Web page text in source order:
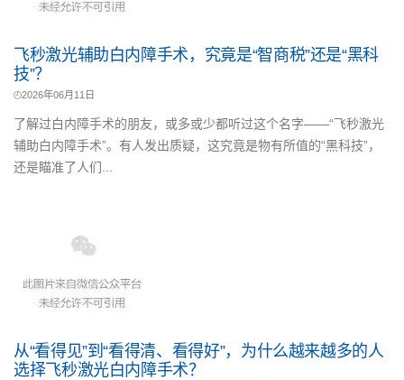
飞秒激光辅助白内障手术，究竟是“智商税”还是“黑科
技”？
2026年06月11日
了解过白内障手术的朋友，或多或少都听过这个名字——“飞秒激光
辅助白内障手术”。有人发出质疑，这究竟是物有所值的“黑科技”，
还是瞄准了人们...
从“看得见”到“看得清、看得好”，为什么越来越多的人
选择飞秒激光白内障手术？